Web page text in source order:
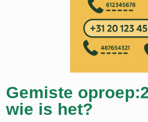
Gemiste
wie is het?